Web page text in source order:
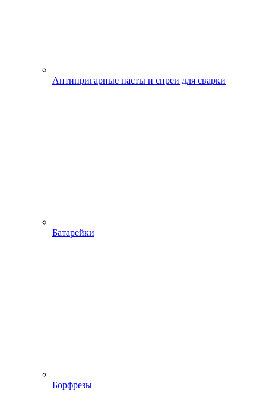
Антипригарные пасты и спреи для сварки
Батарейки
Борфрезы